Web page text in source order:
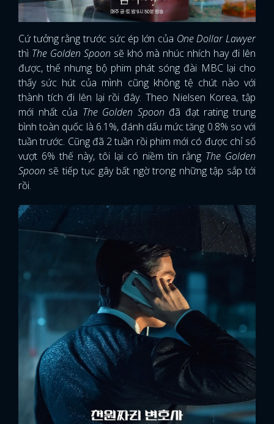
Cứ tưởng rằng trước sức ép lớn của One Dollar Lawyer
thì The Golden Spoon sẽ khó mà nhúc nhích hay đi lên
được, thế nhưng bộ phim phát sóng đài MBC lại cho
thấy sức hút của mình cũng không tệ chút nào với
thành tích đi lên lại rồi đây. Theo Nielsen Korea, tập
mới nhất của The Golden Spoon đã đạt rating trung
bình toàn quốc là 6.1%, đánh dấu mức tăng 0.8% so với
tuần trước. Cũng đã 2 tuần rồi phim mới có được chỉ số
vượt 6% thế này, tôi lại có niềm tin rằng The Golden
Spoon sẽ tiếp tục gây bất ngờ trong những tập sắp tới
rồi.